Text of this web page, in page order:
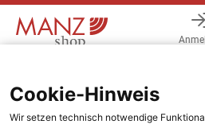
Cookie-Hinweis
Wir setzen technisch notwendige